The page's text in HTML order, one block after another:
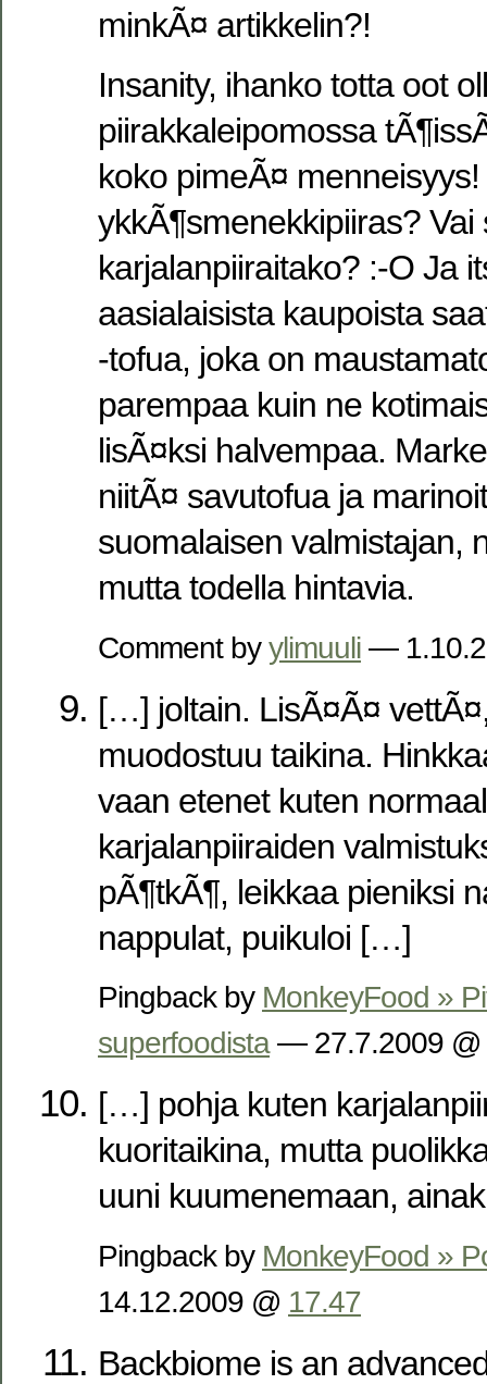
minkÃ¤ artikkelin?!
Insanity, ihanko totta oot
piirakkaleipomossa
koko pimeÃ¤
ykkÃ¶smenekkipiiras? Vai
karjalanpiiraitako? :-O Ja
aasialaisista kaupoista
-tofua, joka on
parempaa kuin ne
lisÃ¤ksi halvempaa.
niitÃ¤ savutofua ja
suomalaisen valmistajan,
mutta todella hintavia.
Comment byylimuuli —
[…] joltain. LisÃ¤Ã¤
muodostuu taikina.
vaan etenet kuten
karjalanpiiraiden
pÃ¶tkÃ¶, leikkaa pieniksi
nappulat, puikuloi […]
Pingback by MonkeyFood »
superfoodista— 27.7.2009 @
[…] pohja kuten
kuoritaikina, mutta
uuni kuumenemaan,
Pingback by MonkeyFood »
14.12.2009 @ 17.47
Backbiome is an